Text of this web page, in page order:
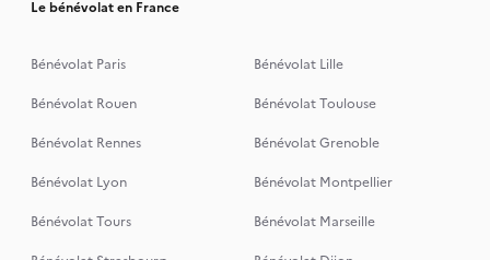
Le bénévolat en France
Bénévolat Paris
Bénévolat Lille
Bénévolat Rouen
Bénévolat Toulouse
Bénévolat Rennes
Bénévolat Grenoble
Bénévolat Lyon
Bénévolat Montpellier
Bénévolat Tours
Bénévolat Marseille